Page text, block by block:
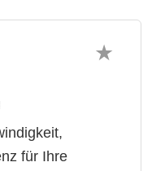
für Ihre